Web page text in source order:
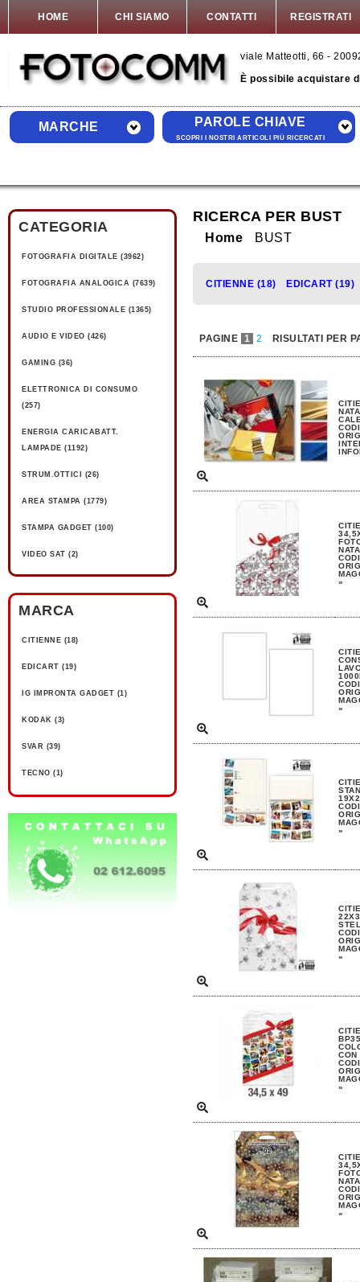
HOME CHI SIAMO CONTATTI REGISTRATI
viale Matteotti, 66 -
È possibile acquistare
MARCHE PAROLE CHIAVE
SCOPRI I NOSTRI ARTICOLI PIÙ RICERCATI
CATEGORIA
FOTOGRAFIA DIGITALE (3962)
FOTOGRAFIA ANALOGICA (7639)
STUDIO PROFESSIONALE (1365)
AUDIO E VIDEO (426)
GAMING (36)
ELETTRONICA DI CONSUMO
(257)
ENERGIA CARICABATT.
LAMPADE (1192)
STRUM.OTTICI (26)
AREA STAMPA (1779)
STAMPA GADGET (100)
VIDEO SAT (2)
MARCA
CITIENNE (18)
EDICART (19)
IG IMPRONTA GADGET (1)
KODAK (3)
SVAR (39)
TECNO (1)
ZEP (14)
RICERCA PER BUST
Home BUST
CITIENNE (18) EDICART (19)
PAGINE 1 2 RISULTATI PER
»
»
»
»
CON
»
»